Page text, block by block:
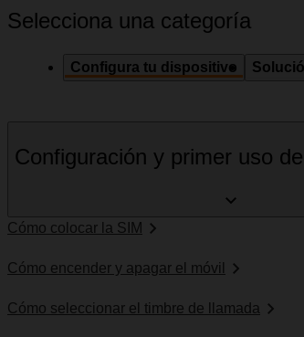
Selecciona una categoría
Configura tu dispositivo
Configuración y primer uso
Cómo colocar la SIM
Cómo encender y apagar el móvil
Cómo seleccionar el timbre de llamada